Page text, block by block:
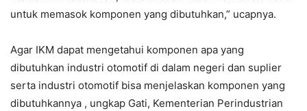
untuk memasok komponen yang dibutuhkan,” ucapnya.
Agar IKM dapat mengetahui komponen apa yang
dibutuhkan industri otomotif di dalam negeri dan suplier
serta industri otomotif bisa menjelaskan komponen yang
dibutuhkannya , ungkap Gati, Kementerian Perindustrian